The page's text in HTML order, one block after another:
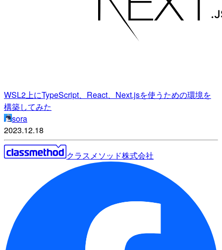
WSL2上にTypeScript、React、Next.jsを使うための環境を
構築してみた
sora
2023.12.18
クラスメソッド株式会社